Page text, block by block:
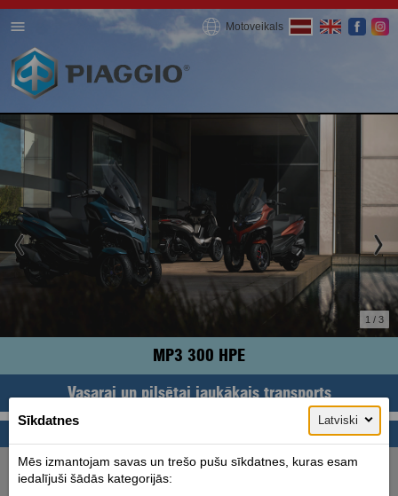
Motoveikals
1 / 3
MP3 300 HPE
Vasarai un pilsētai jaukākais transports
Jauni:
Lietoti:
Sīkdatnes Latviski
Mēs izmantojam savas un trešo pušu sīkdatnes, kuras esam
iedalījuši šādās kategorijās: